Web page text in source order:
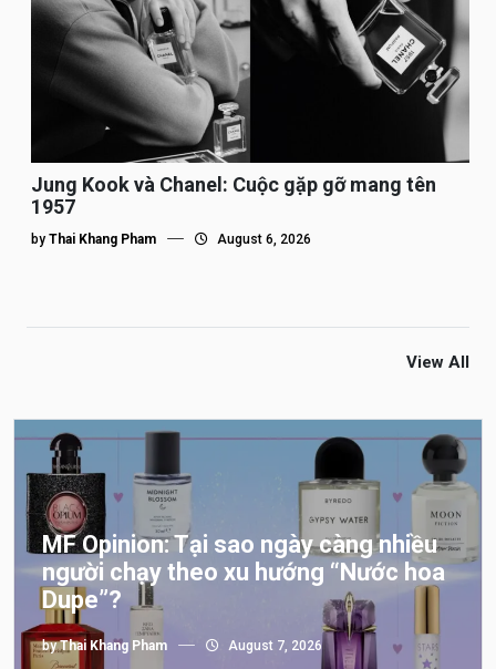
Jung Kook và Chanel: Cuộc gặp gỡ mang tên
1957
by Thai Khang Pham August 6, 2026
View All
MF Opinion: Tại sao ngày càng nhiều
người chạy theo xu hướng “Nước hoa
Dupe”?
byThai Khang Pham August 7, 2026